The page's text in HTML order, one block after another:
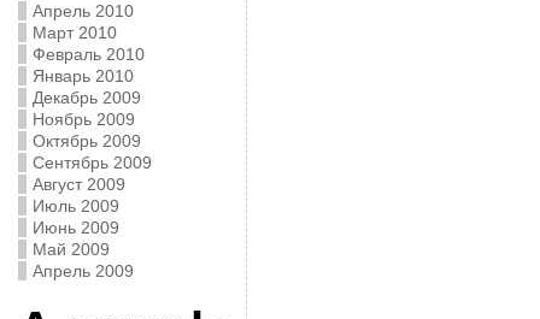
Апрель 2010
Март 2010
Февраль 2010
Январь 2010
Декабрь 2009
Ноябрь 2009
Октябрь 2009
Сентябрь 2009
Август 2009
Июль 2009
Июнь 2009
Май 2009
Апрель 2009